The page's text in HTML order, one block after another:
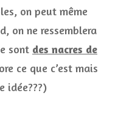
on peut même
on ne ressemblera
sont des nacres de
ce que c’est mais
idée???)